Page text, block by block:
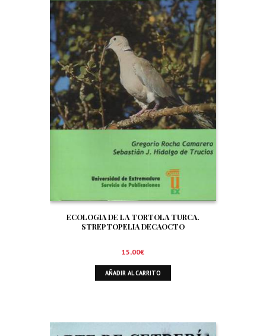
ECOLOGIA DE LA TORTOLA TURCA.
STREPTOPELIA DECAOCTO
15,00€
AÑADIR AL CARRITO